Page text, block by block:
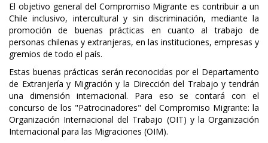
El objetivo general del Compromiso Migrante es contribuir a un
Chile inclusivo, intercultural y sin discriminación, mediante la
promoción de buenas prácticas en cuanto al trabajo de
personas chilenas y extranjeras, en las instituciones, empresas y
gremios de todo el país.
Estas buenas prácticas serán reconocidas por el Departamento
de Extranjería y Migración y la Dirección del Trabajo y tendrán
una dimensión internacional. Para eso se contará con el
concurso de los "Patrocinadores" del Compromiso Migrante: la
Organización Internacional del Trabajo (OIT) y la Organización
Internacional para las Migraciones (OIM).